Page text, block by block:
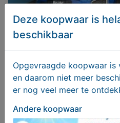
Volkswagen T-Roc 1.5 TSI
Handgeschakeld
€ 23950,00
Deze koopwaar is
beschikbaar
Opgevraagde koopwaar
en daarom niet meer
er nog veel meer te
Andere koopwaar